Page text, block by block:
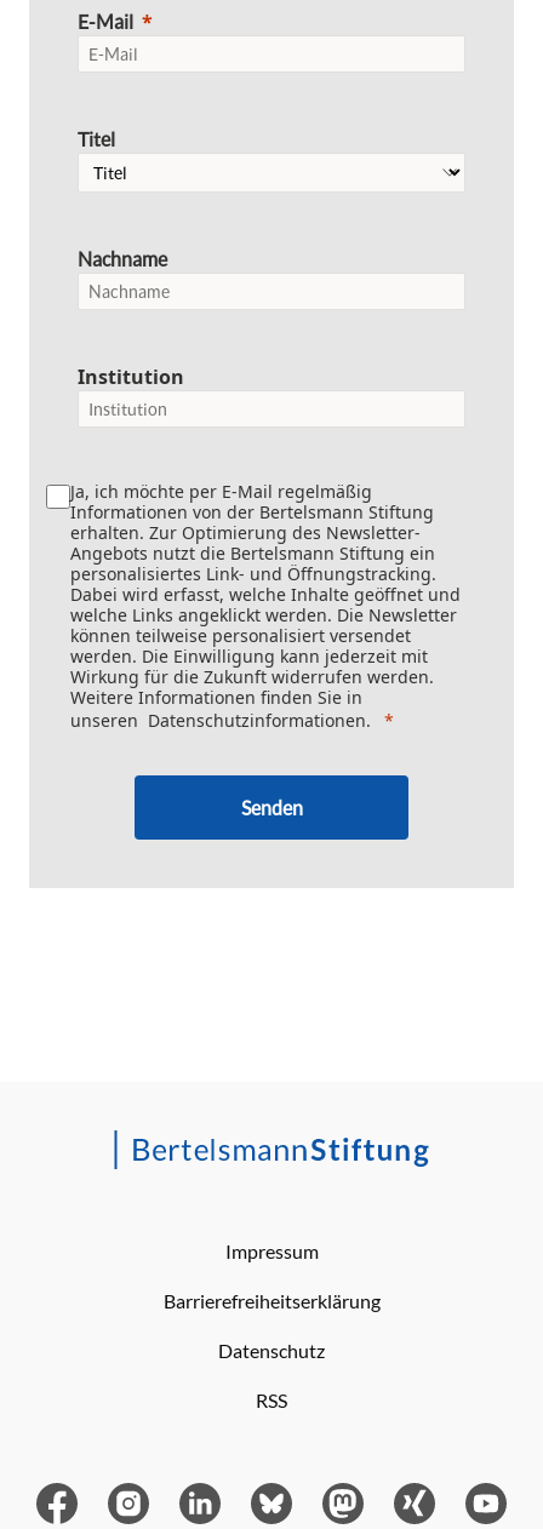
E-Mail
Titel
Nachname
Institution
Ja, ich möchte per E-Mail regelmäßig
Informationen von der Bertelsmann Stiftung
erhalten. Zur Optimierung des Newsletter-
Angebots nutzt die Bertelsmann Stiftung ein
personalisiertes Link- und Öffnungstracking.
Dabei wird erfasst, welche Inhalte geöffnet und
welche Links angeklickt werden. Die Newsletter
können teilweise personalisiert versendet
werden. Die Einwilligung kann jederzeit mit
Wirkung für die Zukunft widerrufen werden.
Weitere Informationen finden Sie in
unseren Datenschutzinformationen.
Senden
Impressum
Barrierefreiheitserklärung
Datenschutz
RSS